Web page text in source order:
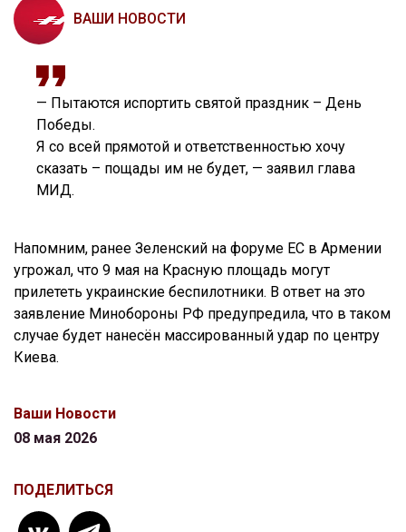
ВАШИ НОВОСТИ
— Пытаются испортить святой праздник – День
Победы.
Я со всей прямотой и ответственностью хочу
сказать – пощады им не будет, — заявил глава
МИД.
Напомним, ранее Зеленский на форуме ЕС в Армении
угрожал, что 9 мая на Красную площадь могут
прилететь украинские беспилотники. В ответ на это
заявление Минобороны РФ предупредила, что в таком
случае будет нанесён массированный удар по центру
Киева.
Ваши Новости
08 мая 2026
ПОДЕЛИТЬСЯ